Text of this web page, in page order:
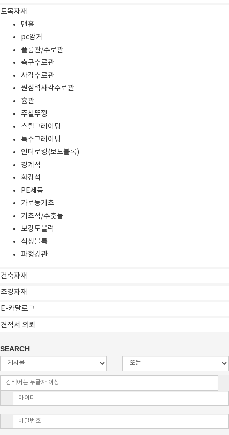
토목자재
맨홀
pc암거
플룸관/수로관
측구수로관
사각수로관
원심력사각수로관
흄관
주철뚜껑
스틸그레이팅
특수그레이팅
인터로킹(보도블록)
경계석
화강석
PE제품
가로등기초
기초석/주춧돌
보강토블럭
식생블록
파형강관
건축자재
조경자재
E-카달로그
견적서 의뢰
SEARCH